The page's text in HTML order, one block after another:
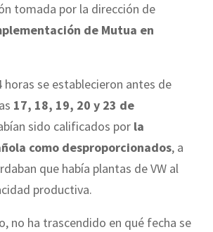
tomada por la dirección de
de Mutua en
horas se establecieron antes de
17, 18, 19, 20 y 23 de
sido calificados por la
como desproporcionados, a
que había plantas de VW al
productiva.
no ha trascendido en qué fecha se